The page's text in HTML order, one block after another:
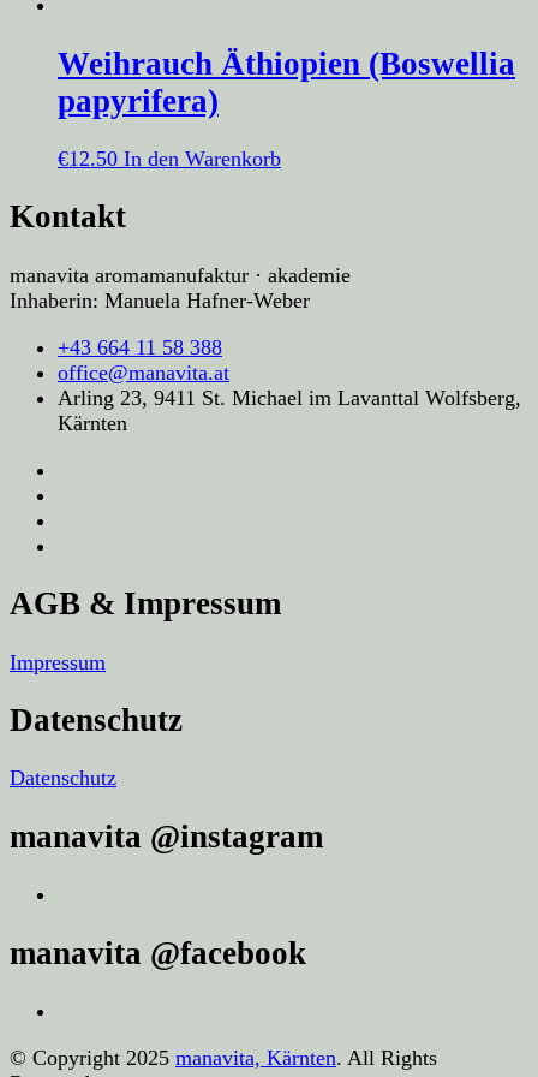
Weihrauch Äthiopien (Boswellia
papyrifera)
€12.50 In den Warenkorb
Kontakt
manavita aromamanufaktur · akademie
Inhaberin: Manuela Hafner-Weber
+43 664 11 58 388
office@manavita.at
Arling 23, 9411 St. Michael im Lavanttal Wolfsberg,
Kärnten
AGB & Impressum
Impressum
Datenschutz
Datenschutz
manavita @instagram
manavita @facebook
© Copyright 2025 manavita, Kärnten. All Rights